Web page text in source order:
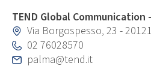
TEND Global Communication
Via Borgospesso, 23 -
02 76028570
palma@tend.it